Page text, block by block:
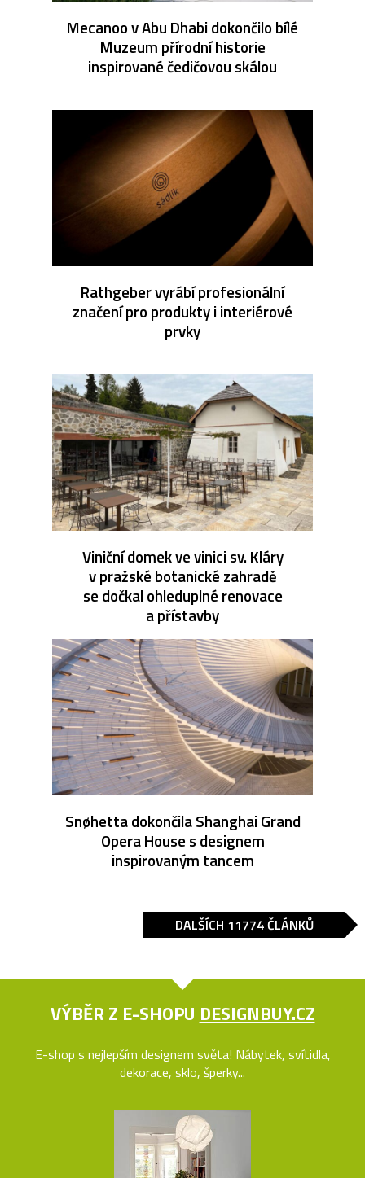
Mecanoo v Abu Dhabi dokončilo bílé
Muzeum přírodní historie
inspirované čedičovou skálou
Rathgeber vyrábí profesionální
značení pro produkty i interiérové
prvky
Viniční domek ve vinici sv. Kláry
v pražské botanické zahradě
se dočkal ohleduplné renovace
a přístavby
Snøhetta dokončila Shanghai Grand
Opera House s designem
inspirovaným tancem
DALŠÍCH 11774 ČLÁNKŮ
VÝBĚR Z E-SHOPU DESIGNBUY.CZ
E-shop s nejlepším designem světa! Nábytek, svítidla,
dekorace, sklo, šperky...